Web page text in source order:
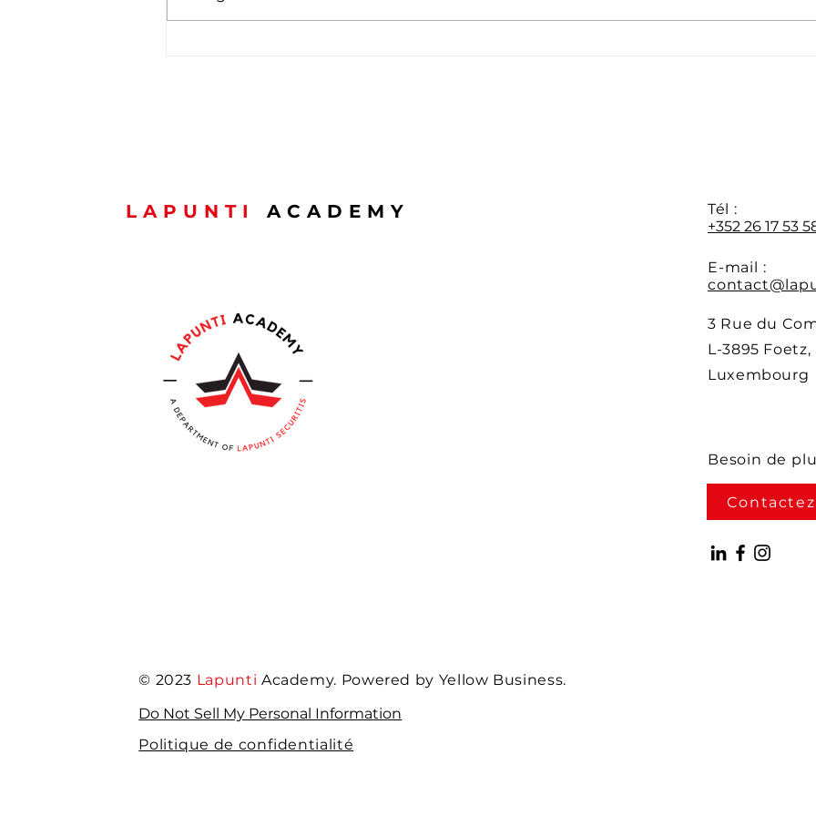
LAPUNTI ACADEMY
Tél :
+352 26 17 53
E-mail :
3 Rue du
L-3895 Foetz,
Luxembourg
Besoin de
© 2023 Lapunti Academy. Powered by Yellow Business.
Do Not Sell My Personal Information
Politique de confidentialité